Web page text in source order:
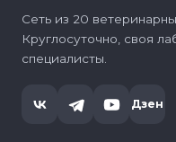
Сеть из 20
Круглосуточно, своя
специалисты.
Дзен